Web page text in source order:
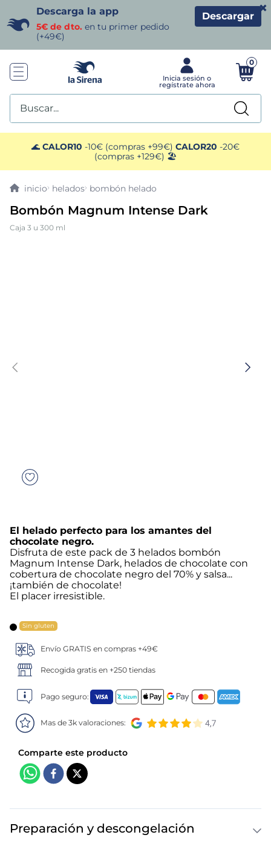
Descarga la app
5€ de dto. en tu primer pedido
(+49€)
Descargar
×
0
Buscar...
🌊 CALOR10 -10€ (compras +99€) CALOR20 -20€
(compras +129€) 🏖️
helados bombón helado
Bombón Magnum Intense Dark
Caja 3 u 300 ml
El helado perfecto para los amantes del
chocolate negro.
Disfruta de este pack de 3 helados bombón
Magnum Intense Dark, helados de chocolate con
cobertura de chocolate negro del 70% y salsa...
¡también de chocolate!
El placer irresistible.
Sin gluten
Envío GRATIS en compras +49€
Recogida gratis en +250 tiendas
Pago seguro:
Mas de 3k valoraciones:
Preparación y descongelación
TÉRMINOS MÁS BUSCADOS
1. helados sirena
3. patatas